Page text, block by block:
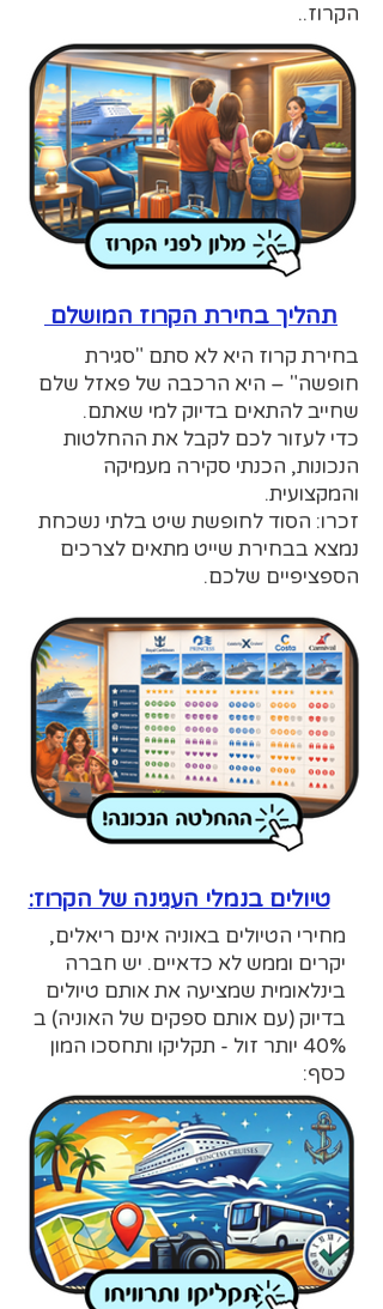
הקרוז..
תהליך בחירת הקרוז המושלם
בחירת קרוז היא לא סתם "סגירת
חופשה" – היא הרכבה של פאזל שלם
שחייב להתאים בדיוק למי שאתם.
כדי לעזור לכם לקבל את ההחלטות
הנכונות, הכנתי סקירה מעמיקה
והמקצועית.
זכרו: הסוד לחופשת שיט בלתי נשכחת
נמצא בבחירת שייט מתאים לצרכים
הספציפיים שלכם.
:טיולים בנמלי העגינה של הקרוז
מחירי הטיולים באוניה אינם ריאלים,
יקרים וממש לא כדאיים. יש חברה
בינלאומית שמציעה את אותם טיולים
בדיוק (עם אותם ספקים של האוניה) ב
40% יותר זול - תקליקו ותחסכו המון
כסף: